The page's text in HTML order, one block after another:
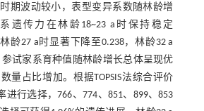
期波动较小，表型变异系数随林龄增
遗传力在林龄18~23 a时保持稳定
林龄27 a时显著下降至0.238，林龄32 a
参试家系育种值随林龄增长总体呈现优
量占比增加。根据TOPSIS法综合评价
进行选择，766、774、851、899、853